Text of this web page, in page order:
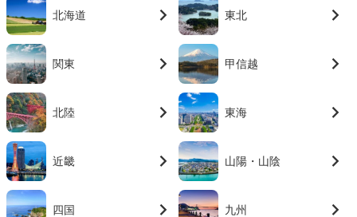
北海道 東北
関東 甲信越
北陸 東海
近畿 山陽・山陰
四国 九州